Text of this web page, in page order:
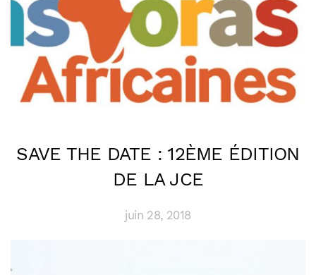
SAVE THE DATE : 12ÈME ÉDITION
DE LA JCE
juin 28, 2018